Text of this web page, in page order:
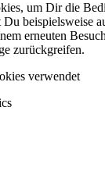
um Dir die
beispielsweise
erneuten
zurückgreifen.
verwendet